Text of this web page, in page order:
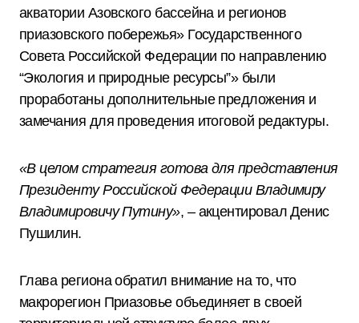
акватории Азовского бассейна и регионов
приазовского побережья» Государственного
Совета Российской Федерации по направлению
“Экология и природные ресурсы”» были
проработаны дополнительные предложения и
замечания для проведения итоговой редактуры.
«В целом стратегия готова для представления
Президенту Российской Федерации Владимиру
Владимировичу Путину», – акцентировал Денис
Пушилин.
Глава региона обратил внимание на то, что
макрорегион Приазовье объединяет в своей